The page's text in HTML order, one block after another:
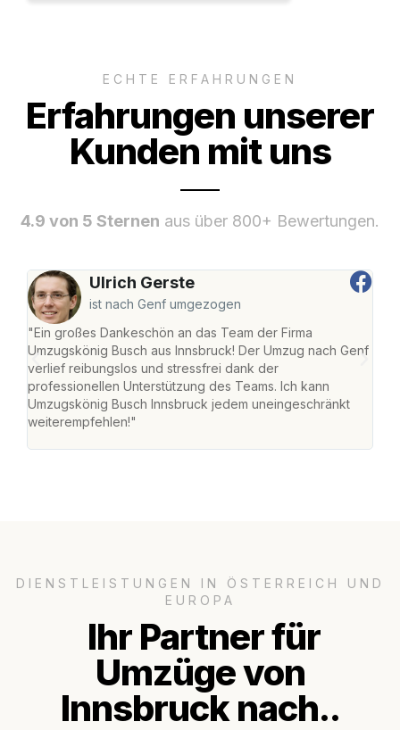
ECHTE ERFAHRUNGEN
Erfahrungen unserer
Kunden mit uns
4.9 von 5 Sternen aus über 800+ Bewertungen.
Ulrich Gerste
ist nach Genf umgezogen
"Ein großes Dankeschön an das Team der Firma
Umzugskönig Busch aus Innsbruck! Der Umzug nach Genf
verlief reibungslos und stressfrei dank der
professionellen Unterstützung des Teams. Ich kann
Umzugskönig Busch Innsbruck jedem uneingeschränkt
weiterempfehlen!"
DIENSTLEISTUNGEN IN ÖSTERREICH UND
EUROPA
Ihr Partner für
Umzüge von
Innsbruck nach..